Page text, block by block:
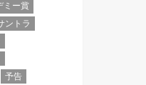
ミー賞
ントラ
予告